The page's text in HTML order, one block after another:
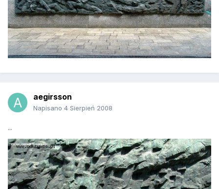
aegirsson
Napisano 4 Sierpień 2008
...